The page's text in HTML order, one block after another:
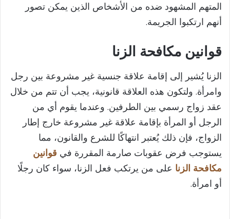
المتهم المشهود ضده من الأشخاص الذين يمكن تصور
أنهم ارتكبوا الجريمة.
قوانين مكافحة الزنا
الزنا يُشير إلى إقامة علاقة جنسية غير مشروعة بين رجل
وامرأة. ولتكون هذه العلاقة قانونية، يجب أن تتم من خلال
عقد زواج رسمي بين الطرفين. وعندما يقوم أي من
الرجل أو المرأة بإقامة علاقة غير مشروعة خارج إطار
الزواج، فإن ذلك يُعتبر انتهاكًا للشرع والقانون، مما
يستوجب فرض عقوبات صارمة المقررة في قوانين
مكافحة الزنا على من يرتكب فعل الزنا، سواء كان رجلًا
أو امرأة.